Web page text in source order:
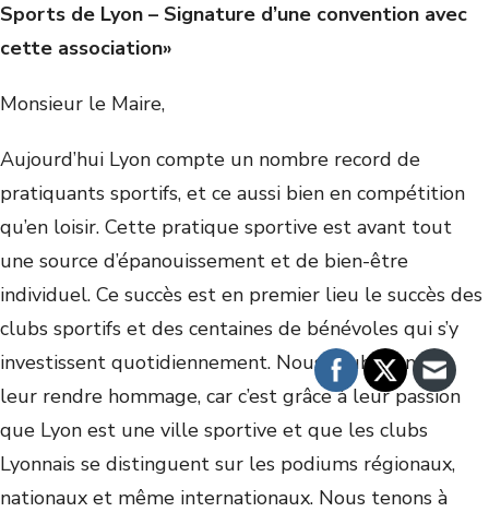
Sports de Lyon – Signature d’une convention avec
cette association»
Monsieur le Maire,
Aujourd’hui Lyon compte un nombre record de
pratiquants sportifs, et ce aussi bien en compétition
qu’en loisir. Cette pratique sportive est avant tout
une source d’épanouissement et de bien-être
individuel. Ce succès est en premier lieu le succès des
clubs sportifs et des centaines de bénévoles qui s’y
investissent quotidiennement. Nous souhaitons ici
leur rendre hommage, car c’est grâce à leur passion
que Lyon est une ville sportive et que les clubs
Lyonnais se distinguent sur les podiums régionaux,
nationaux et même internationaux. Nous tenons à